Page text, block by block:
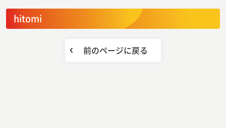
hitomi
前のページに戻る